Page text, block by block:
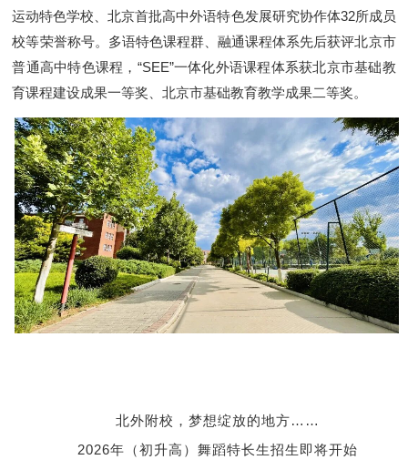
运动特色学校、北京首批高中外语特色发展研究协作体32所成员
校等荣誉称号。多语特色课程群、融通课程体系先后获评北京市
普通高中特色课程，“SEE”一体化外语课程体系获北京市基础教
育课程建设成果一等奖、北京市基础教育教学成果二等奖。
北外附校，梦想绽放的地方……
2026年（初升高）舞蹈特长生招生即将开始